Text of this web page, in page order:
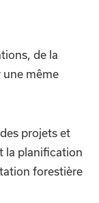
de la
même
projets et
la planification
forestière